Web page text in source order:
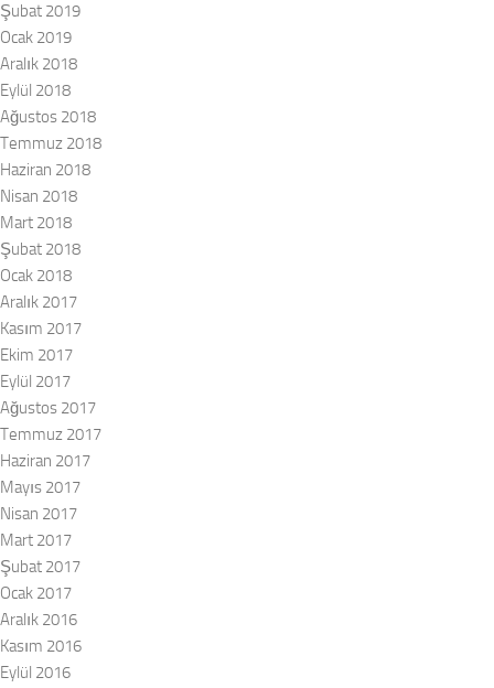
Şubat 2019
Ocak 2019
Aralık 2018
Eylül 2018
Ağustos 2018
Temmuz 2018
Haziran 2018
Nisan 2018
Mart 2018
Şubat 2018
Ocak 2018
Aralık 2017
Kasım 2017
Ekim 2017
Eylül 2017
Ağustos 2017
Temmuz 2017
Haziran 2017
Mayıs 2017
Nisan 2017
Mart 2017
Şubat 2017
Ocak 2017
Aralık 2016
Kasım 2016
Eylül 2016